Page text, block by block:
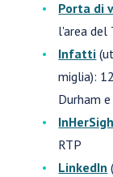
Porta di
l'area del
Infatti
miglia):
Durham
RTP
LinkedIn